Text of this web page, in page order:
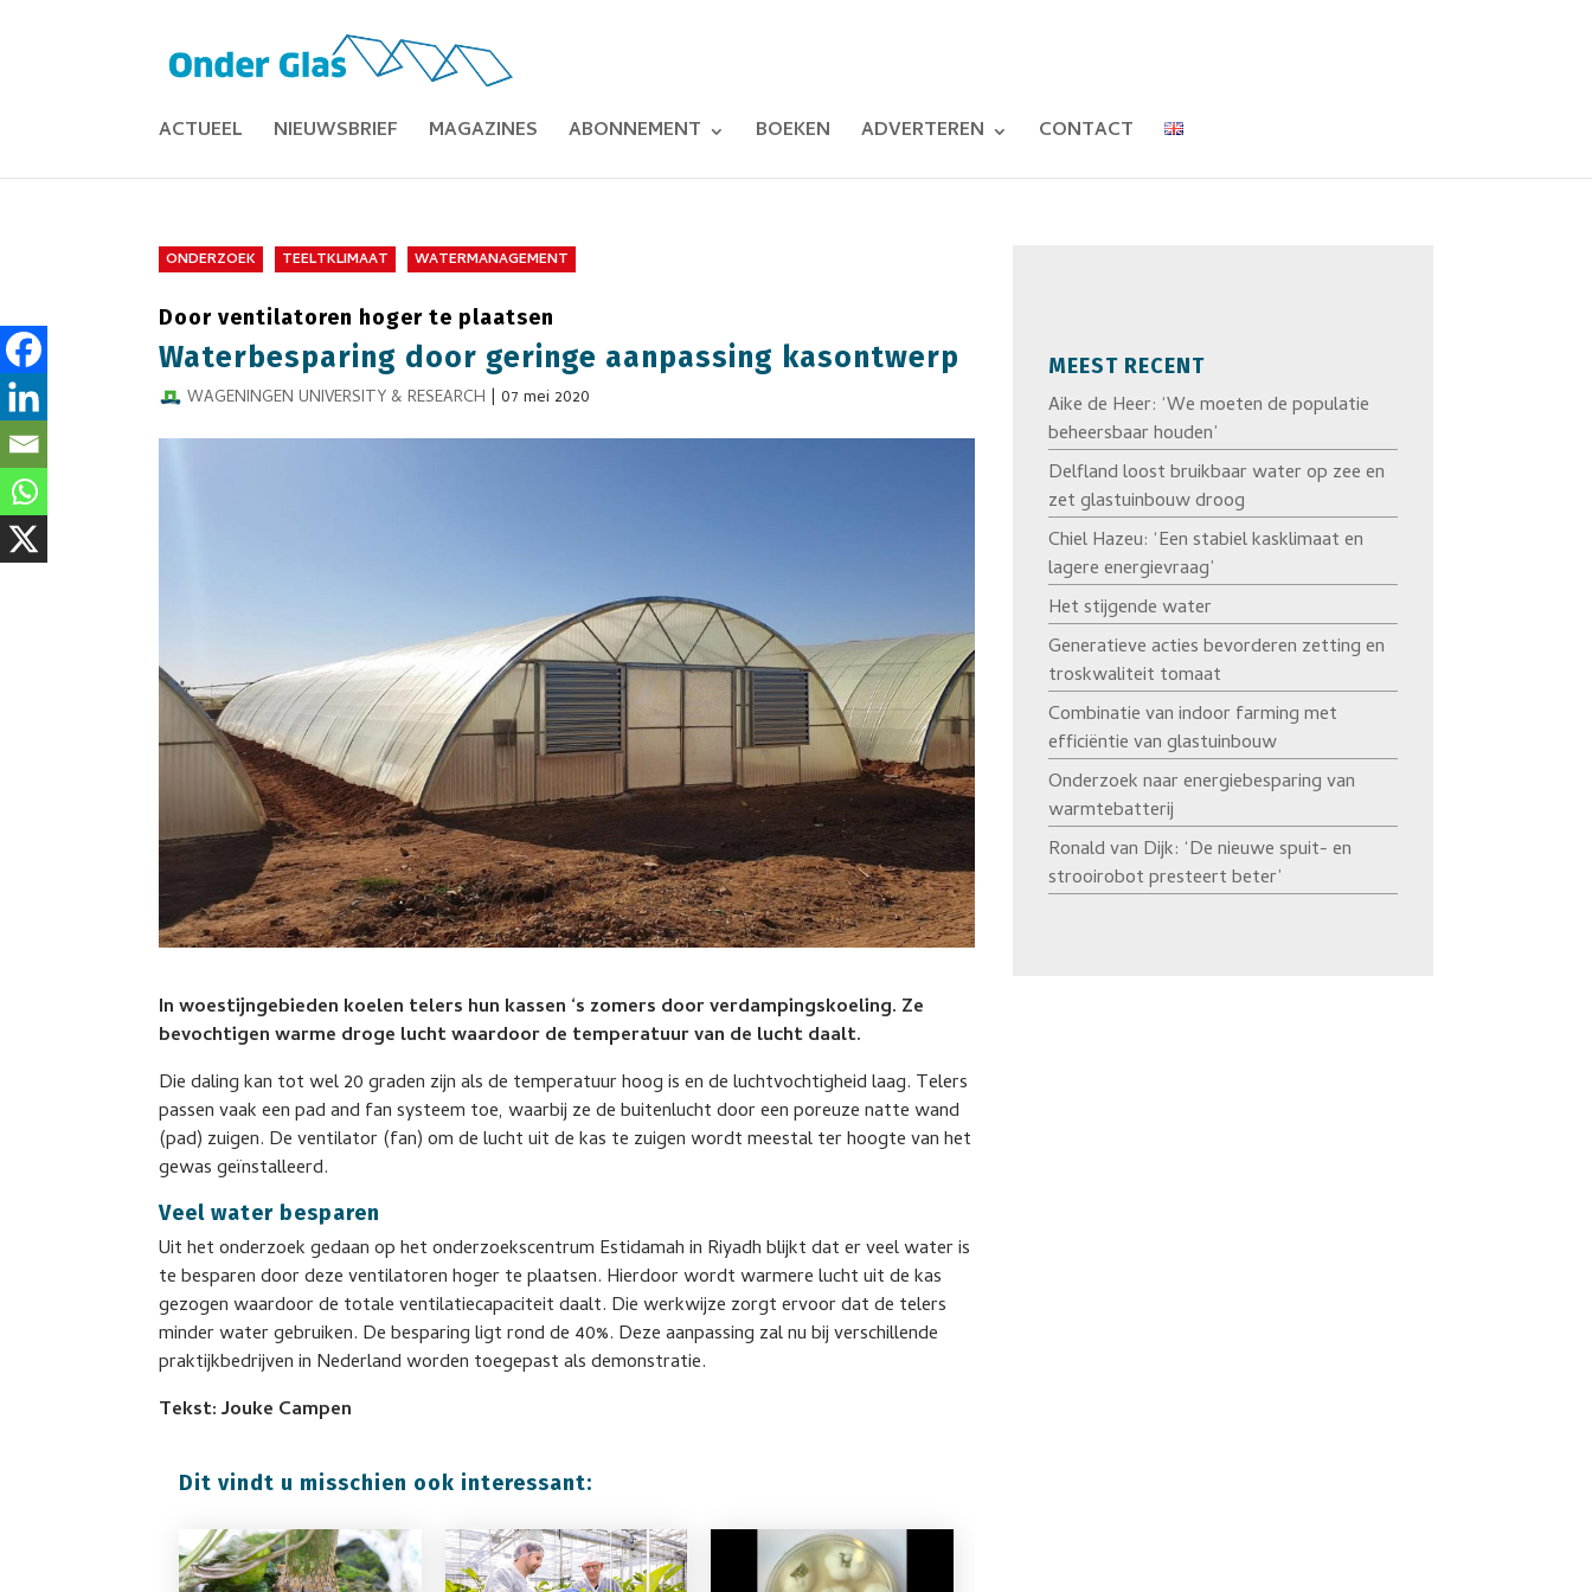
ACTUEEL NIEUWSBRIEF MAGAZINES ABONNEMENT BOEKEN ADVERTEREN CONTACT
ONDERZOEK TEELTKLIMAAT WATERMANAGEMENT
Door ventilatoren hoger te plaatsen
Waterbesparing door geringe aanpassing kasontwerp
WAGENINGEN UNIVERSITY & RESEARCH |07 mei 2020
In woestijngebieden koelen telers hun kassen ‘s zomers door verdampingskoeling. Ze
bevochtigen warme droge lucht waardoor de temperatuur van de lucht daalt.
Die daling kan tot wel 20 graden zijn als de temperatuur hoog is en de luchtvochtigheid laag. Telers
passen vaak een pad and fan systeem toe, waarbij ze de buitenlucht door een poreuze natte wand
(pad) zuigen. De ventilator (fan) om de lucht uit de kas te zuigen wordt meestal ter hoogte van het
gewas geïnstalleerd.
Veel water besparen
Uit het onderzoek gedaan op het onderzoekscentrum Estidamah in Riyadh blijkt dat er veel water is
te besparen door deze ventilatoren hoger te plaatsen. Hierdoor wordt warmere lucht uit de kas
gezogen waardoor de totale ventilatiecapaciteit daalt. Die werkwijze zorgt ervoor dat de telers
minder water gebruiken. De besparing ligt rond de 40%. Deze aanpassing zal nu bij verschillende
praktijkbedrijven in Nederland worden toegepast als demonstratie.
Tekst: Jouke Campen
Dit vindt u misschien ook interessant:
MEEST RECENT
Aike de Heer: ‘We moeten de populatie
beheersbaar houden’
Delfland loost bruikbaar water op zee en
zet glastuinbouw droog
Chiel Hazeu: ‘Een stabiel kasklimaat en
lagere energievraag’
Het stijgende water
Generatieve acties bevorderen zetting en
troskwaliteit tomaat
Combinatie van indoor farming met
efficiëntie van glastuinbouw
Onderzoek naar energiebesparing van
warmtebatterij
Ronald van Dijk: ‘De nieuwe spuit- en
strooirobot presteert beter’